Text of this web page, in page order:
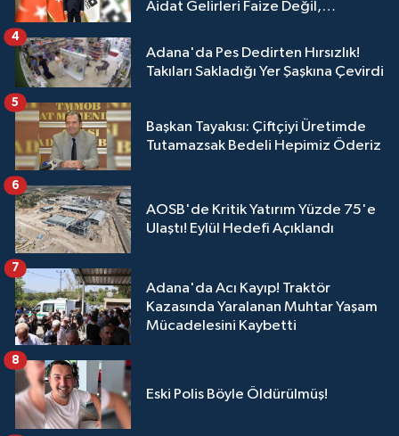
Aidat Gelirleri Faize Değil,
Adana'da Pes Dedirten Hırsızlık!
Takıları Sakladığı Yer Şaşkına Çevirdi
4
Başkan Tayakısı: Çiftçiyi Üretimde
Tutamazsak Bedeli Hepimiz Öderiz
5
AOSB'de Kritik Yatırım Yüzde 75'e
Ulaştı! Eylül Hedefi Açıklandı
6
Adana'da Acı Kayıp! Traktör
Kazasında Yaralanan Muhtar Yaşam
Mücadelesini Kaybetti
7
Eski Polis Böyle Öldürülmüş!
8